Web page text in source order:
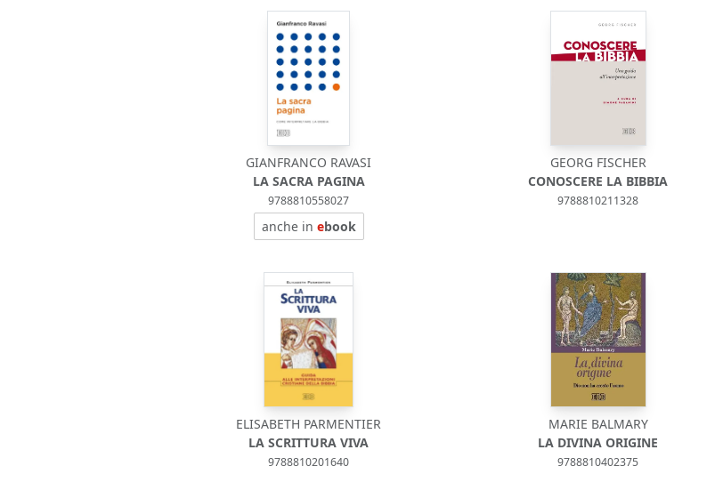
GIANFRANCO RAVASI
LA SACRA PAGINA
9788810558027
anche in ebook
GEORG FISCHER
CONOSCERE LA BIBBIA
9788810211328
ELISABETH PARMENTIER
LA SCRITTURA VIVA
9788810201640
MARIE BALMARY
LA DIVINA ORIGINE
9788810402375